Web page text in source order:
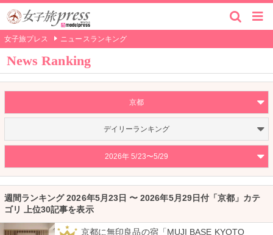
女子旅プレス ニュースランキング
News Ranking
京都
デイリーランキング
2026年 5/23〜5/29
週間ランキング 2026年5月23日 〜 2026年5月29日付「京都」カテ
ゴリ 上位30記事を表示
京都に無印良品の宿「MUJI BASE KYOTO